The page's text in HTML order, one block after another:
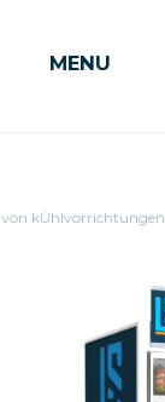
MENU
kÜhlvorrichtungen